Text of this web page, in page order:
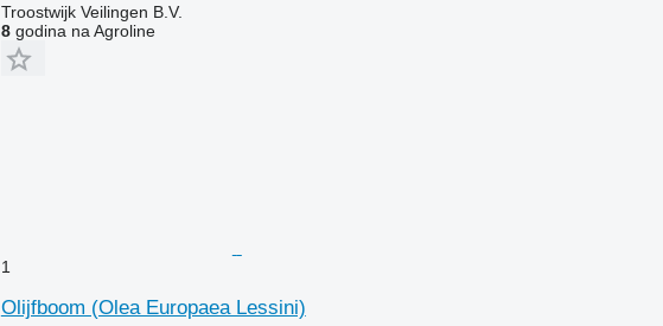
Troostwijk Veilingen B.V.
8godina na Agroline
1
Olijfboom (Olea Europaea Lessini)